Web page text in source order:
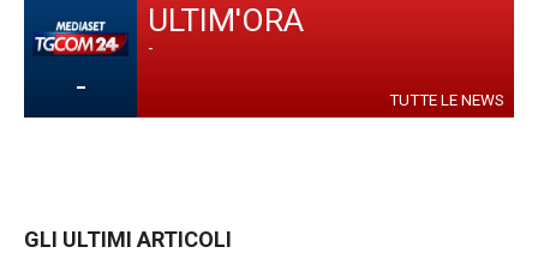
-
ULTIM'ORA
-
TUTTE LE NEWS
GLI ULTIMI ARTICOLI